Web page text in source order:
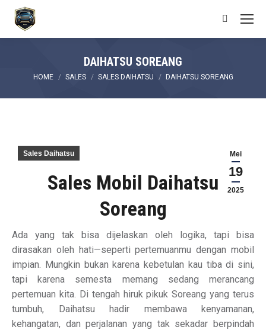
Search:
DAIHATSU SOREANG
You are here:
HOME SALES SALES DAIHATSU DAIHATSU SOREANG
Mei
19
2025
Sales Daihatsu
Sales Mobil Daihatsu
Soreang
Ada yang tak bisa dijelaskan oleh logika, tapi bisa
dirasakan oleh hati—seperti pertemuanmu dengan mobil
impian. Mungkin bukan karena kebetulan kau tiba di sini,
tapi karena semesta memang sedang merancang
pertemuan kita. Di tengah hiruk pikuk Soreang yang terus
tumbuh, Daihatsu hadir membawa kenyamanan,
kehangatan, dan perjalanan yang tak sekadar berpindah